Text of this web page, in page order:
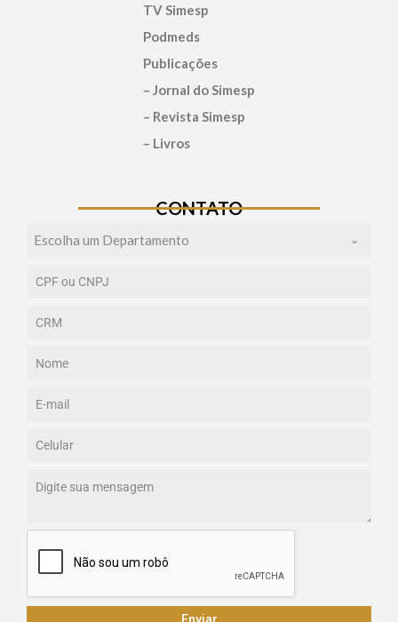
TV Simesp
Podmeds
Publicações
– Jornal do Simesp
– Revista Simesp
– Livros
CONTATO
Escolha um Departamento
Enviar